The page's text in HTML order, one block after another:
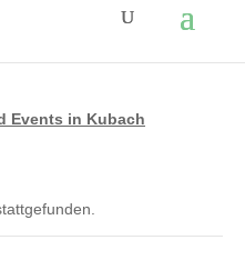
Events in Kubach